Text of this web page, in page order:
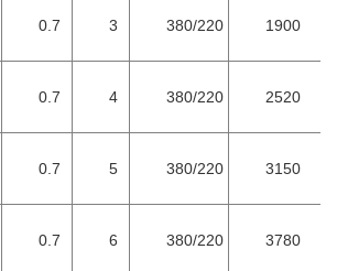
0.7 3 380/220 1900
0.7 4 380/220 2520
0.7 5 380/220 3150
0.7 6 380/220 3780